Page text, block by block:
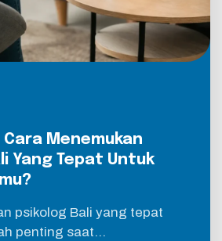
Cara Menemukan
Yang Tepat Untuk
psikolog Bali yang tepat
penting saat…